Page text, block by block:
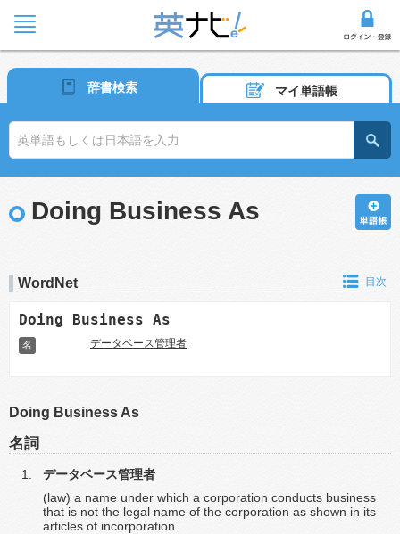
辞書検索 マイ単語帳
Doing Business As
WordNet 目次
Doing Business As
名 データベース管理者
Doing Business As
名詞
データベース管理者
(law) a name under which a corporation conducts business
that is not the legal name of the corporation as shown in its
articles of incorporation.